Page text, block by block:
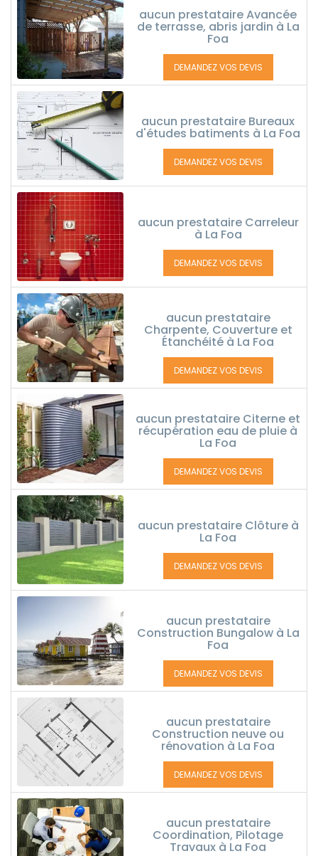
aucun prestataire Avancée
de terrasse, abris jardin à La
Foa
DEMANDEZ VOS DEVIS
aucun prestataire Bureaux
d'études batiments à La Foa
DEMANDEZ VOS DEVIS
aucun prestataire Carreleur
à La Foa
DEMANDEZ VOS DEVIS
aucun prestataire
Charpente, Couverture et
Étanchéité à La Foa
DEMANDEZ VOS DEVIS
aucun prestataire Citerne et
récupération eau de pluie à
La Foa
DEMANDEZ VOS DEVIS
aucun prestataire Clôture à
La Foa
DEMANDEZ VOS DEVIS
aucun prestataire
Construction Bungalow à La
Foa
DEMANDEZ VOS DEVIS
aucun prestataire
Construction neuve ou
rénovation à La Foa
DEMANDEZ VOS DEVIS
aucun prestataire
Coordination, Pilotage
Travaux à La Foa